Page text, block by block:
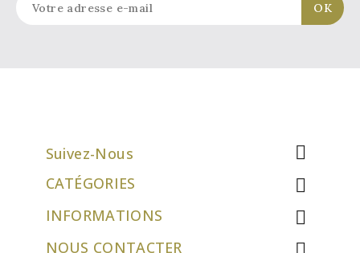
Suivez-Nous 
CATÉGORIES 
INFORMATIONS 
NOUS CONTACTER